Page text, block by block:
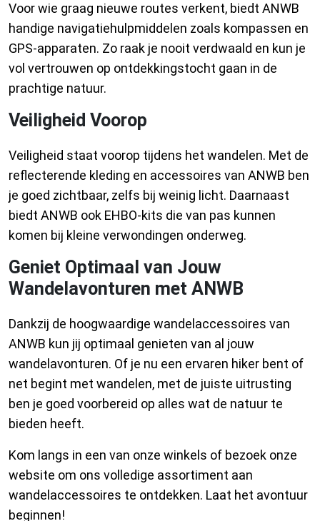
Voor wie graag nieuwe routes verkent, biedt ANWB
handige navigatiehulpmiddelen zoals kompassen en
GPS-apparaten. Zo raak je nooit verdwaald en kun je
vol vertrouwen op ontdekkingstocht gaan in de
prachtige natuur.
Veiligheid Voorop
Veiligheid staat voorop tijdens het wandelen. Met de
reflecterende kleding en accessoires van ANWB ben
je goed zichtbaar, zelfs bij weinig licht. Daarnaast
biedt ANWB ook EHBO-kits die van pas kunnen
komen bij kleine verwondingen onderweg.
Geniet Optimaal van Jouw
Wandelavonturen met ANWB
Dankzij de hoogwaardige wandelaccessoires van
ANWB kun jij optimaal genieten van al jouw
wandelavonturen. Of je nu een ervaren hiker bent of
net begint met wandelen, met de juiste uitrusting
ben je goed voorbereid op alles wat de natuur te
bieden heeft.
Kom langs in een van onze winkels of bezoek onze
website om ons volledige assortiment aan
wandelaccessoires te ontdekken. Laat het avontuur
beginnen!